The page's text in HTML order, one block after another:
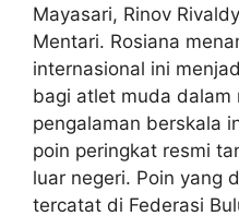
Mayasari, Rinov
Mentari. Rosiana
internasional ini
bagi atlet muda dalam
pengalaman berskala
poin peringkat resmi
luar negeri. Poin yang
tercatat di Federasi